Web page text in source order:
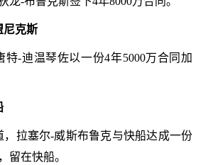
尼克斯
特-迪温琴佐以一份4年5000万合同加
，拉塞尔-威斯布鲁克与快船达成一份
留在快船。